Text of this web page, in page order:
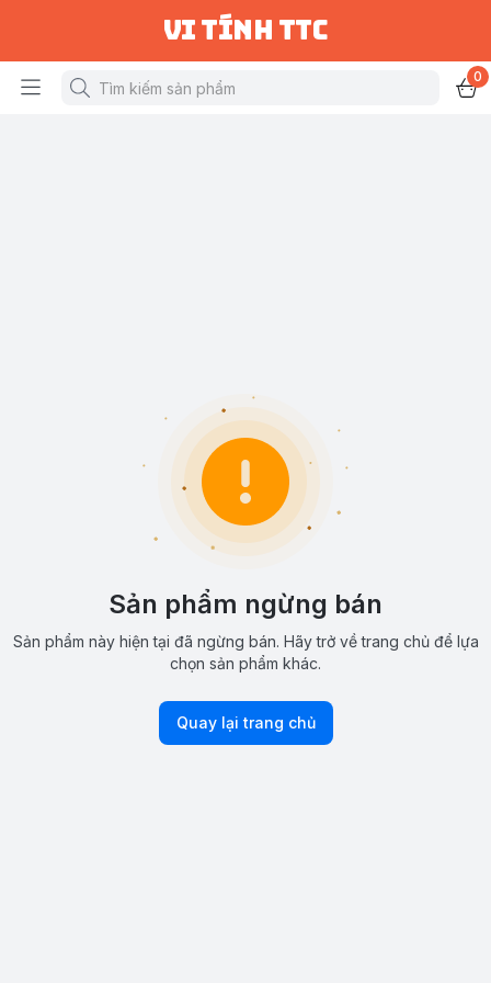
vi tính ttc
0
Sản phẩm ngừng bán
Sản phẩm này hiện tại đã ngừng bán. Hãy trở về trang chủ để lựa
chọn sản phẩm khác.
Quay lại trang chủ